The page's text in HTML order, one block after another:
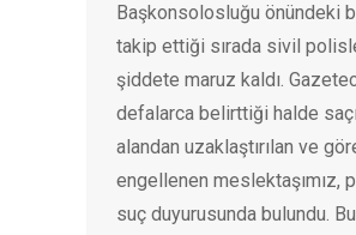
Başkonsolosluğu önündeki
takip ettiği sırada sivil
şiddete maruz kaldı.
defalarca belirttiği halde
alandan uzaklaştırılan ve
engellenen meslektaşımız,
suç duyurusunda bulundu.